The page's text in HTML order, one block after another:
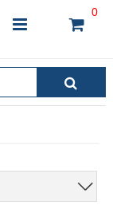
0
CHE STAI